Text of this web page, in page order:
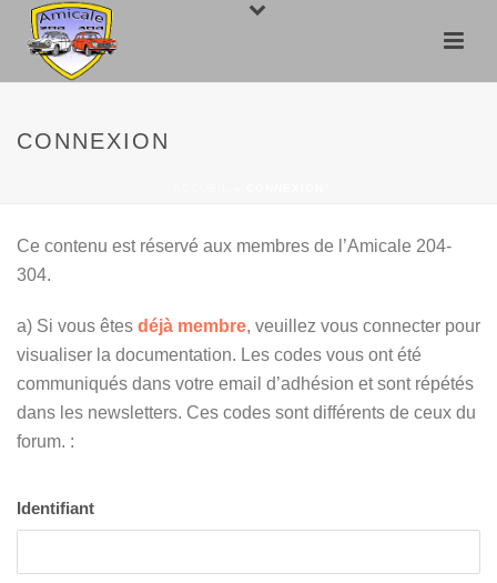
CONNEXION
Ce contenu est réservé aux membres de l’Amicale 204-
304.
a) Si vous êtes déjà membre, veuillez vous connecter pour
visualiser la documentation. Les codes vous ont été
communiqués dans votre email d’adhésion et sont répétés
dans les newsletters. Ces codes sont différents de ceux du
forum. :
Identifiant